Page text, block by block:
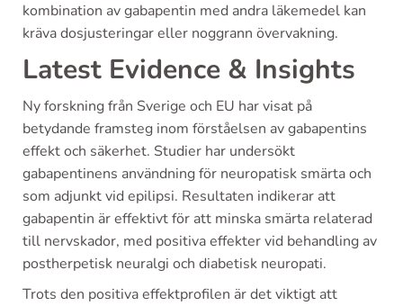
kombination av gabapentin med andra läkemedel kan
kräva dosjusteringar eller noggrann övervakning.
Latest Evidence & Insights
Ny forskning från Sverige och EU har visat på
betydande framsteg inom förståelsen av gabapentins
effekt och säkerhet. Studier har undersökt
gabapentinens användning för neuropatisk smärta och
som adjunkt vid epilipsi. Resultaten indikerar att
gabapentin är effektivt för att minska smärta relaterad
till nervskador, med positiva effekter vid behandling av
postherpetisk neuralgi och diabetisk neuropati.
Trots den positiva effektprofilen är det viktigt att